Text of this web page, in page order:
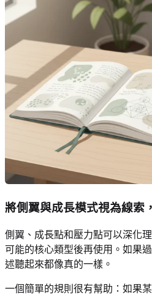
將側翼與成長模式視為線索
側翼、成長點和壓力點可以深化
可能的核心類型後再使用。如果
述聽起來都像真的一樣。
一個簡單的規則很有幫助：如果